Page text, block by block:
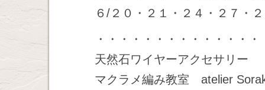
６/２０・２１・２４・２７・
・・・・・・・・・・・・・・
天然石ワイヤーアクセサリー
マクラメ編み教室 atelier